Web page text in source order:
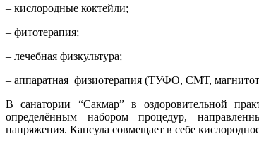
– кислородные коктейли;
– фитотерапия;
– лечебная физкультура;
– аппаратная физиотерапия (ТУФО, СМТ,
В санатории “Сакмар” в оздоровительной
определённым набором процедур,
напряжения. Капсула совмещает в себе